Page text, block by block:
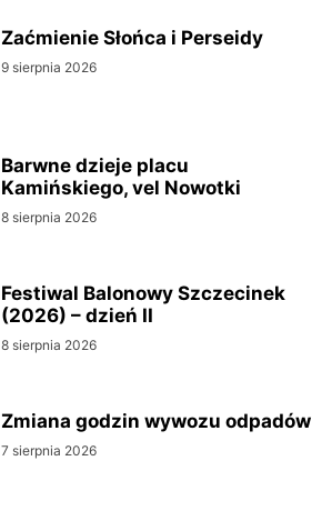
Zaćmienie Słońca i Perseidy
9 sierpnia 2026
Barwne dzieje placu
Kamińskiego, vel Nowotki
8 sierpnia 2026
Festiwal Balonowy Szczecinek
(2026) – dzień II
8 sierpnia 2026
Zmiana godzin wywozu odpadów
7 sierpnia 2026